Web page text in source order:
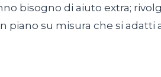
bisogno di aiuto extra;
piano su misura che si adatti